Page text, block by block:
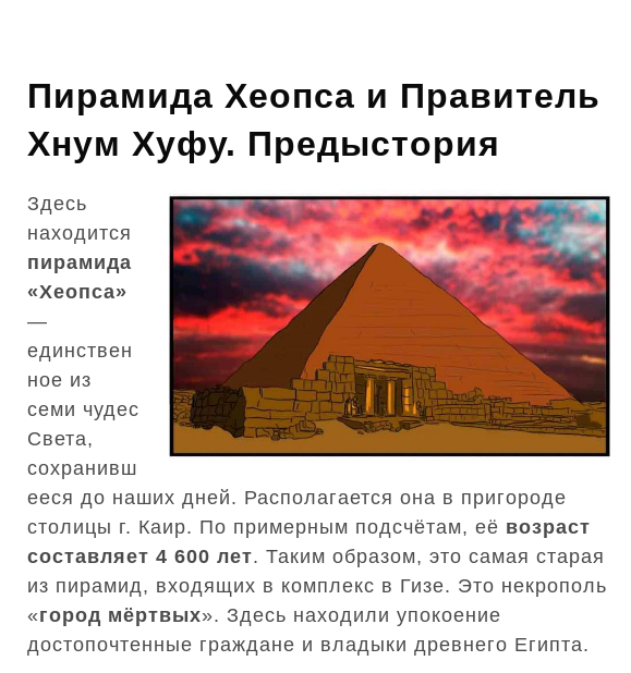
Пирамида Хеопса и Правитель
Хнум Хуфу. Предыстория
Здесь
находится
пирамида
«Хеопса»
—
единствен
ное из
семи чудес
Света,
сохранивш
ееся до наших дней. Располагается она в пригороде
столицы г. Каир. По примерным подсчётам, её возраст
составляет 4 600 лет. Таким образом, это самая старая
из пирамид, входящих в комплекс в Гизе. Это некрополь
«город мёртвых». Здесь находили упокоение
достопочтенные граждане и владыки древнего Египта.